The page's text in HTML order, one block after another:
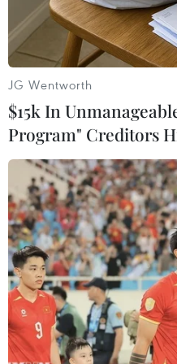
Ngoại trưởng Italy Paolo
Theo báo chí địa
Sergio Mattarella
tập Ngoại trưởng
thống, một dấu hiệu
Mattarella có thể
vật đứng ra thành lập
JG Wentworth
$15k In
Program" Creditors